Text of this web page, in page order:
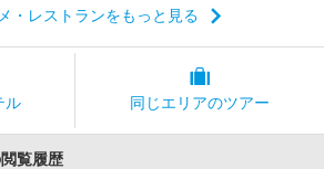
・レストランをもっと見る
ル 同じエリアのツアー
覧履歴